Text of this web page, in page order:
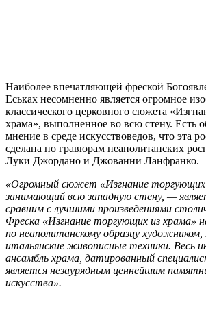
Наиболее впечатляющей фреской
Еськах несомненно является огромное
классического церковного сюжета
храма», выполненное во всю стену. Есть
мнение в среде искусствоведов, что эта
сделана по гравюрам неаполитанских
Луки Джордано и Джованни Ланфранко.
«Огромный сюжет «Изгнание торгующих
занимающий всю западную стену, —
сравним с лучшими произведениями
Фреска «Изгнание торгующих из храма»
по неаполитанскому образцу
итальянские живописные техники. Весь
ансамбль храма, датированный
является незаурядным ценнейшим
искусства».